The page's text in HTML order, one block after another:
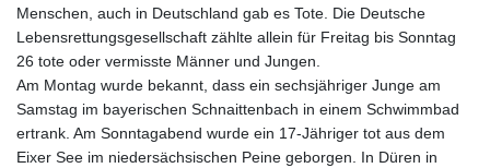
Menschen, auch in Deutschland gab es Tote. Die Deutsche
Lebensrettungsgesellschaft zählte allein für Freitag bis Sonntag
26 tote oder vermisste Männer und Jungen.
Am Montag wurde bekannt, dass ein sechsjähriger Junge am
Samstag im bayerischen Schnaittenbach in einem Schwimmbad
ertrank. Am Sonntagabend wurde ein 17-Jähriger tot aus dem
Eixer See im niedersächsischen Peine geborgen. In Düren in